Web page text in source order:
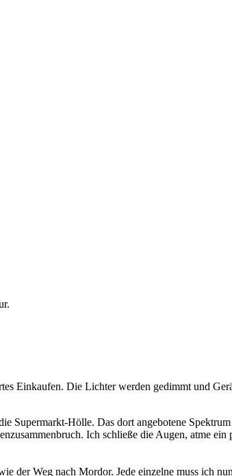
Einkaufen. Die Lichter werden gedimmt und
Supermarkt-Hölle. Das dort angebotene
Ich schließe die Augen, atme
der Weg nach Mordor. Jede einzelne muss ich